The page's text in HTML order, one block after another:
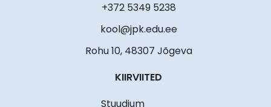
+372 5349 5238
kool@jpk.edu.ee
Rohu 10, 48307 Jõgeva
KIIRVIITED
Stuudium